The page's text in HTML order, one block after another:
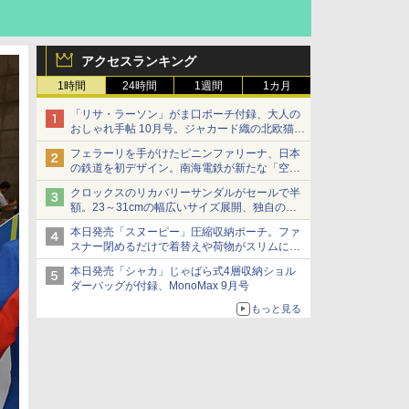
アクセスランキング
1時間 24時間 1週間 1カ月
「リサ・ラーソン」がま口ポーチ付録、大人の
おしゃれ手帖 10月号。ジャカード織の北欧猫デ
ザイン
フェラーリを手がけたピニンファリーナ、日本
の鉄道を初デザイン。南海電鉄が新たな「空港
特急」をなにわ筋線へ導入
クロックスのリカバリーサンダルがセールで半
額。23～31cmの幅広いサイズ展開、独自のク
ッション素材を採用
本日発売「スヌーピー」圧縮収納ポーチ。ファ
スナー閉めるだけで着替えや荷物がスリムにま
とまる
本日発売「シャカ」じゃばら式4層収納ショル
ダーバッグが付録、MonoMax 9月号
もっと見る